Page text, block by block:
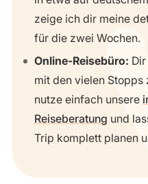
zeige ich dir meine
für die zwei Wochen.
Online-Reisebüro:
mit den vielen Stopps
nutze einfach unsere
Reiseberatung und
Trip komplett planen